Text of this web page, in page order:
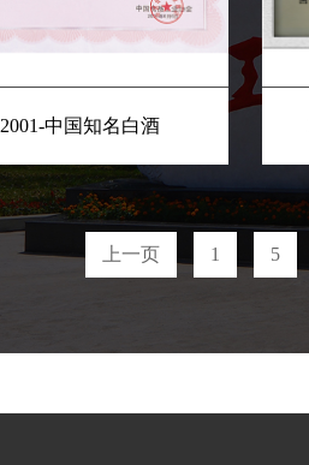
2001-中国知名白酒
上一页 1 5